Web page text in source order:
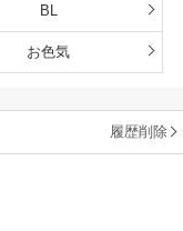
BL
お色気
履歴削除